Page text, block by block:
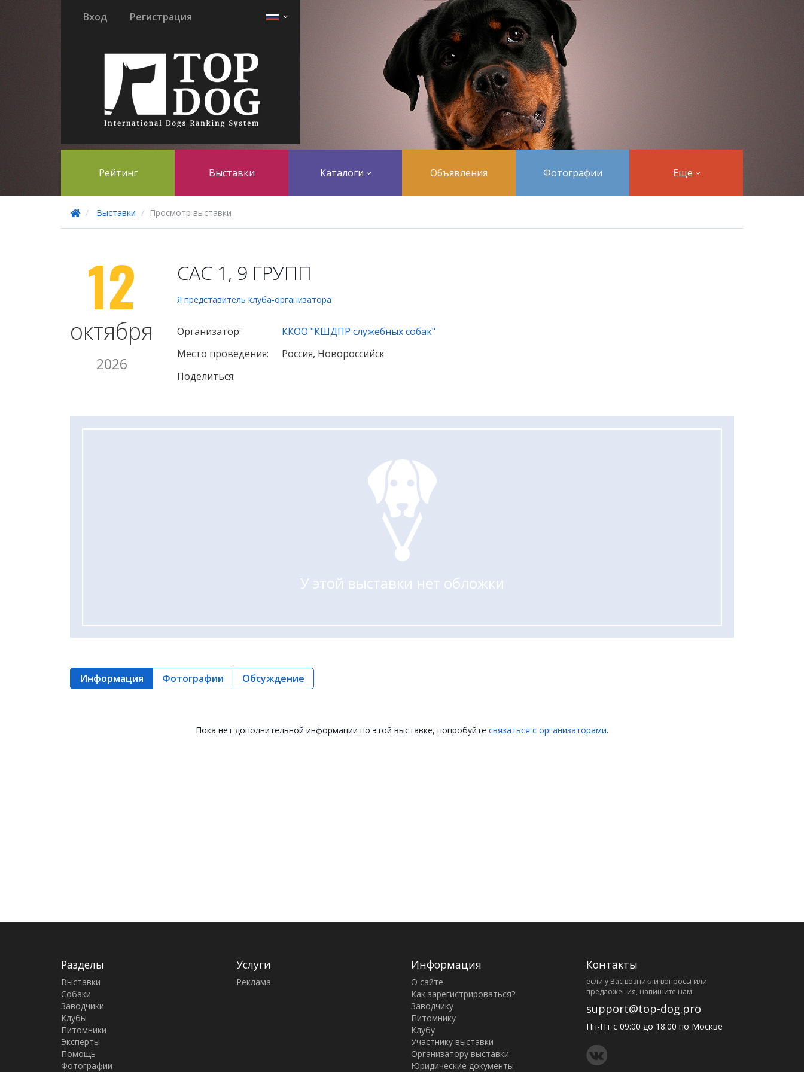
Вход Регистрация
Рейтинг Выставки Каталоги Объявления Фотографии Еще
Выставки Просмотр выставки
12
октября
2026
САС 1, 9 ГРУПП
Я представитель клуба-организатора
Организатор:
ККОО "КШДПР служебных собак"
Место проведения:
Россия, Новороссийск
Поделиться:
У этой выставки нет обложки
Информация Фотографии Обсуждение
Пока нет дополнительной информации по этой выставке, попробуйте связаться с организаторами.
Разделы
Выставки
Собаки
Заводчики
Клубы
Питомники
Эксперты
Помощь
Фотографии
Услуги
Реклама
Информация
О сайте
Как зарегистрироваться?
Заводчику
Питомнику
Клубу
Участнику выставки
Организатору выставки
Юридические документы
Контакты
eсли у Вас возникли вопросы или
предложения, напишите нам:
support@top-dog.pro
Пн-Пт с 09:00 до 18:00 по Москве